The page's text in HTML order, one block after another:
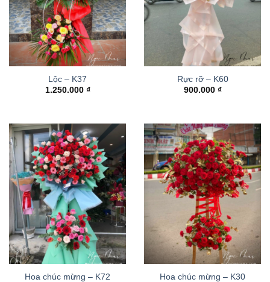
Lộc – K37
1.250.000 ₫
Rực rỡ – K60
900.000 ₫
Hoa chúc mừng – K72
Hoa chúc mừng – K30